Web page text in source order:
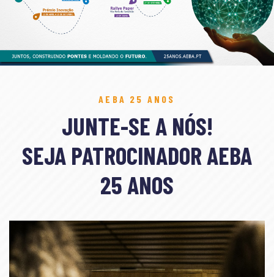
AEBA 25 ANOS
JUNTE-SE A NÓS!
SEJA PATROCINADOR AEBA
25 ANOS